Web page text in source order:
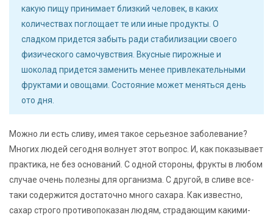
какую пищу принимает близкий человек, в каких
количествах поглощает те или иные продукты. О
сладком придется забыть ради стабилизации своего
физического самочувствия. Вкусные пирожные и
шоколад придется заменить менее привлекательными
фруктами и овощами. Состояние может меняться день
ото дня.
Можно ли есть сливу, имея такое серьезное заболевание?
Многих людей сегодня волнует этот вопрос. И, как показывает
практика, не без оснований. С одной стороны, фрукты в любом
случае очень полезны для организма. С другой, в сливе все-
таки содержится достаточно много сахара. Как известно,
сахар строго противопоказан людям, страдающим какими-